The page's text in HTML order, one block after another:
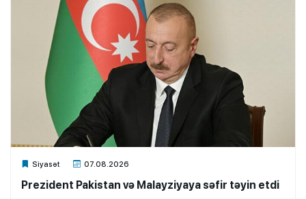
Siyasət 07.08.2026
Xalq.Online
Prezident Pakistan və Malayziyaya səfir təyin etdi